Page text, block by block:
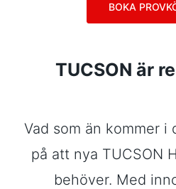
BOKA
TUCSON är
Vad som än kommer i
på att nya TUCSON
behöver. Med